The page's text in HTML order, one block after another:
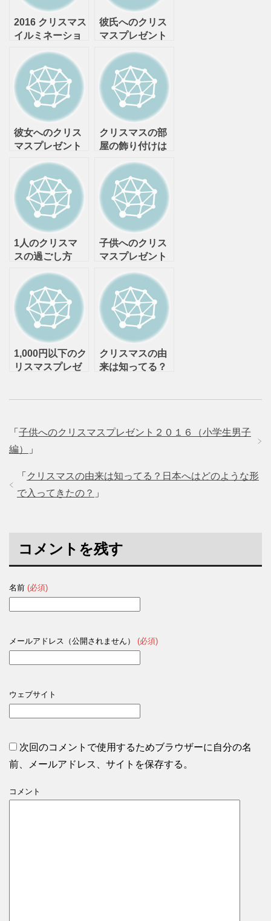
2016 クリスマス
イルミネーショ
編）
彼氏へのクリス
マスプレゼント
別に解説！
彼女へのクリス
マスプレゼント
別に解説！
クリスマスの部
屋の飾り付けは
で？どんなもの
がある？
1人のクリスマ
スの過ごし方
子供へのクリス
マスプレゼント
どれくらい？
1,000円以下のク
リスマスプレゼ
クリスマスの由
来は知ってる？
「 子供へのクリスマスプレゼント２０１６（小学生男子
編）
」
「 クリスマスの由来は知ってる？日本へはどのような形
で入ってきたの？ 」
コメントを残す
名前 (必須)
メールアドレス（公開されません） (必須)
ウェブサイト
次回のコメントで使用するためブラウザーに自分の名
前、メールアドレス、サイトを保存する。
コメント